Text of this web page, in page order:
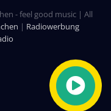
- feel good music | All
| Radiowerbung